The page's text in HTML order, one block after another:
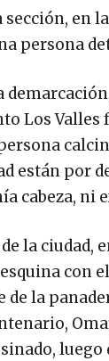
en
persona
Los Valles
están por
cabeza, ni
la ciudad,
con
de la